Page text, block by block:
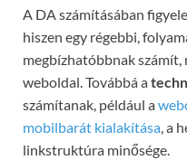
A DA számításában
hiszen egy régebbi,
megbízhatóbbnak
weboldal. Továbbá a
számítanak, például a
mobilbarát kialakítása, a
linkstruktúra minősége.